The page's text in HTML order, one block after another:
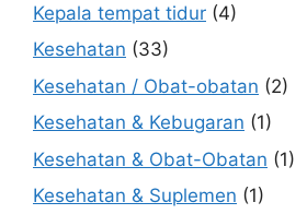
Kepala tempat tidur (4)
Kesehatan (33)
Kesehatan / Obat-obatan (2)
Kesehatan & Kebugaran (1)
Kesehatan & Obat-Obatan (1)
Kesehatan & Suplemen (1)